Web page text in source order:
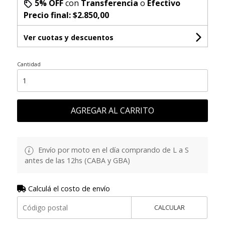
5% OFFcon Transferencia o Efectivo
Precio final:$2.850,00
Ver cuotas y descuentos
Cantidad
AGREGAR AL CARRITO
Envío por moto en el día comprando de L a S
antes de las 12hs (CABA y GBA)
Calculá el costo de envío
CALCULAR